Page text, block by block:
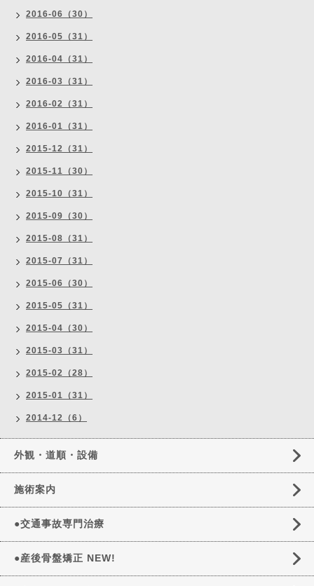
2016-06（30）
2016-05（31）
2016-04（31）
2016-03（31）
2016-02（31）
2016-01（31）
2015-12（31）
2015-11（30）
2015-10（31）
2015-09（30）
2015-08（31）
2015-07（31）
2015-06（30）
2015-05（31）
2015-04（30）
2015-03（31）
2015-02（28）
2015-01（31）
2014-12（6）
外観・道順・設備
施術案内
●交通事故専門治療
●産後骨盤矯正 NEW!